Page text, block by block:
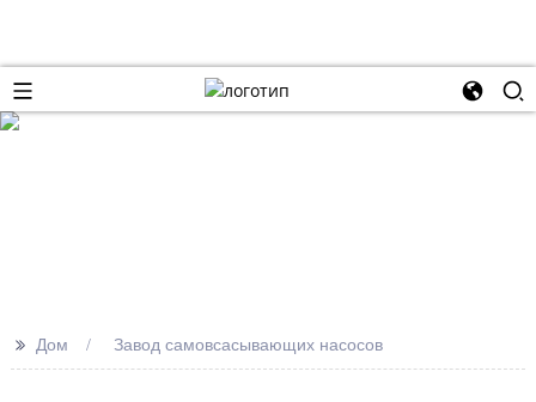
>> Дом Завод самовсасывающих насосов